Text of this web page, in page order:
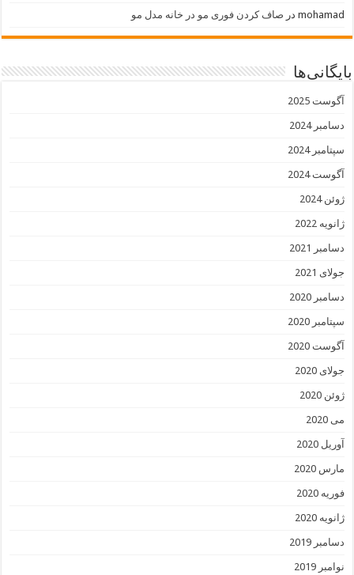
mohamad در صاف کردن فوری مو در خانه مدل مو
بایگانی‌ها
آگوست 2025
دسامبر 2024
سپتامبر 2024
آگوست 2024
ژوئن 2024
ژانویه 2022
دسامبر 2021
جولای 2021
دسامبر 2020
سپتامبر 2020
آگوست 2020
جولای 2020
ژوئن 2020
می 2020
آوریل 2020
مارس 2020
فوریه 2020
ژانویه 2020
دسامبر 2019
نوامبر 2019